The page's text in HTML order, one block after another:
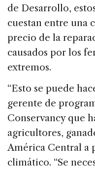
de Desarrollo,
cuestan entre una
precio de la
causados por los
extremos.
“Esto se puede
gerente de
Conservancy que
agricultores,
América Central a
climático. “Se